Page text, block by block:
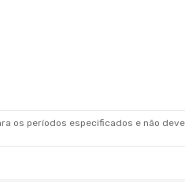
os períodos especificados e não